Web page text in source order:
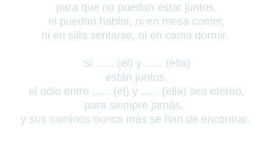
para que no puedan estar juntos,
ni puedan hablar, ni en mesa comer,
ni en silla sentarse, ni en cama dormir.
Si ...... (el) y ...... (ella)
están juntos,
el odio entre ...... (el) y ...... (ella) sea eterno,
para siempre jamás,
y sus caminos nunca más se han de encontrar.